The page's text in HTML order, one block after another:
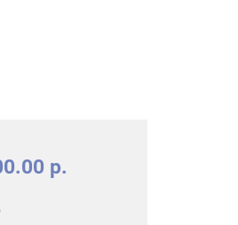
р.